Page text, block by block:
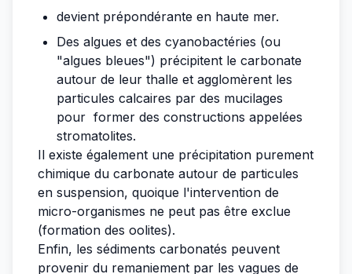
devient prépondérante en haute mer.
Des algues et des cyanobactéries (ou
"algues bleues") précipitent le carbonate
autour de leur thalle et agglomèrent les
particules calcaires par des mucilages
pour former des constructions appelées
stromatolites.
Il existe également une précipitation purement
chimique du carbonate autour de particules
en suspension, quoique l'intervention de
micro-organismes ne peut pas être exclue
(formation des oolites).
Enfin, les sédiments carbonatés peuvent
provenir du remaniement par les vagues de